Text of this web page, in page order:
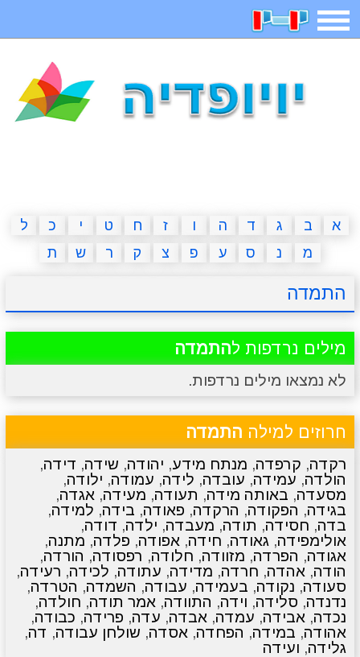
תפריט
איש תלוי מדריכים פוקימון גו מצא הבדלים
יצירה משחקי בנות אשליות חדשות
א ב ג ד ה ו ז ח ט י כ
ל
מ
נ ס ע פ צ ק ר ש ת
התמדה
מילים נרדפות להתמדה
לא נמצאו מילים נרדפות.
חרוזים למילה התמדה
רקדה, קרפדה, מנתח מידע, יהודה, שידה, דידה,
הולדה, עמידה, עובדה, לידה, עמודה, ילודה,
מסעדה, באותה מידה, תעודה, מעידה, אגדה,
בגידה, הפקודה, הרקדה, פאודה, בידה, למידה,
בדה, חסידה, תודה, מעבדה, ילדה, דודה,
אולימפידה, גאודה, חידה, אפודה, פלדה, מתנה,
אגודה, הפרדה, מזוודה, חלודה, רפסודה, הורדה,
הודה, אהדה, חרדה, מדידה, עתודה, לכידה, רעידה,
סעודה, נקודה, בעמידה, עבודה, השמדה, הטרדה,
נדנדה, סלידה, וידה, התוודה, אמר תודה, חולדה,
נכדה, אבידה, עמדה, אבדה, עדה, פרידה, כבודה,
אהודה, במידה, הפחדה, אסדה, שולחן עבודה, דה,
גלידה, ועידה